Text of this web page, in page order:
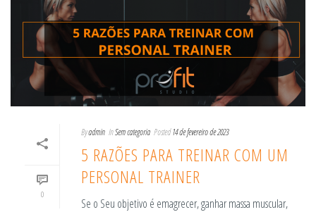
0
Byadmin InSem categoria Posted14 de fevereiro de 2023
5 RAZÕES PARA TREINAR COM UM
PERSONAL TRAINER
Se o Seu objetivo é emagrecer, ganhar massa muscular,